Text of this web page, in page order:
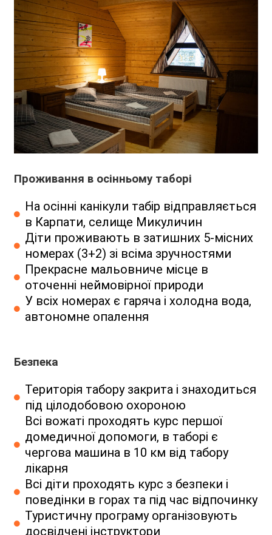
Проживання в осінньому таборі
На осінні канікули табір відправляється
в Карпати, селище Микуличин
Діти проживають в затишних 5-місних
номерах (3+2) зі всіма зручностями
Прекрасне мальовниче місце в
оточенні неймовірної природи
У всіх номерах є гаряча і холодна вода,
автономне опалення
Безпека
Територія табору закрита і знаходиться
під цілодобовою охороною
Всі вожаті проходять курс першої
домедичної допомоги, в таборі є
чергова машина в 10 км від табору
лікарня
Всі діти проходять курс з безпеки і
поведінки в горах та під час відпочинку
Туристичну програму організовують
досвідчені інструктори